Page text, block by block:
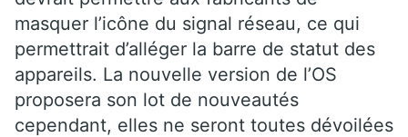
masquer l’icône du signal réseau, ce qui
permettrait d’alléger la barre de statut des
appareils. La nouvelle version de l’OS
proposera son lot de nouveautés
cependant, elles ne seront toutes dévoilées